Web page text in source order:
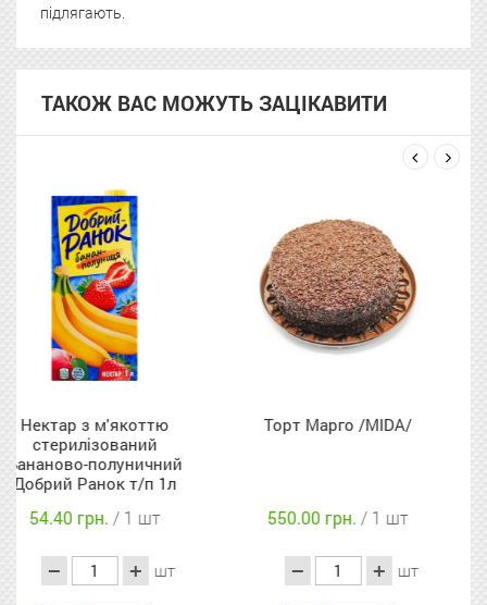
підлягають.
ТАКОЖ ВАС МОЖУТЬ ЗАЦІКАВИТИ
Торт Марго /MIDA/
550.00 грн.
Мор Рудь Ескімос
45.20 грн.
prev
next